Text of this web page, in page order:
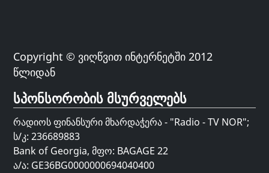
Copyright © ვიღწვით ინტერნეტში 2012
წლიდან
სპონსორობის მსურველებს
რადიოს ფინანსური მხარდაჭერა - "Radio - TV NOR";
ს/კ: 236689883
Bank of Georgia, მფო: BAGAGE 22
ა/ა: GE36BG0000000694040400